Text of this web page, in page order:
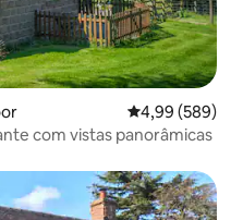
4,99 de uma
4,99 (589)
com vistas panorâmicas